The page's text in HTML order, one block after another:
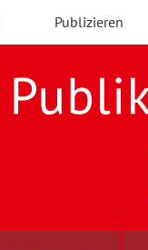
Publizieren